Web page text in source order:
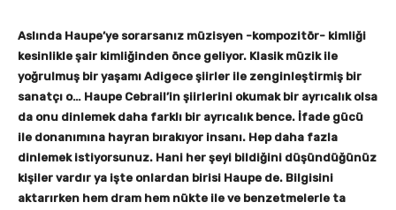
Aslında Haupe’ye sorarsanız müzisyen -kompozitör- kimliği
kesinlikle şair kimliğinden önce geliyor. Klasik müzik ile
yoğrulmuş bir yaşamı Adigece şiirler ile zenginleştirmiş bir
sanatçı o… Haupe Cebrail’in şiirlerini okumak bir ayrıcalık olsa
da onu dinlemek daha farklı bir ayrıcalık bence. İfade gücü
ile donanımına hayran bırakıyor insanı. Hep daha fazla
dinlemek istiyorsunuz. Hani her şeyi bildiğini düşündüğünüz
kişiler vardır ya işte onlardan birisi Haupe de. Bilgisini
aktarırken hem dram hem nükte ile ve benzetmelerle ta